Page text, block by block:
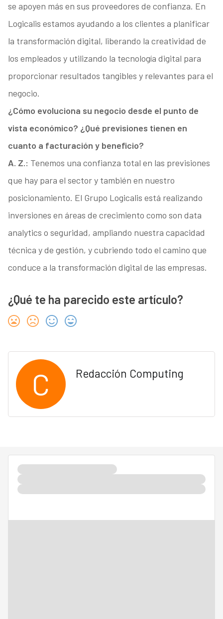
se apoyen más en sus proveedores de confianza. En
Logicalis estamos ayudando a los clientes a planificar
la transformación digital, liberando la creatividad de
los empleados y utilizando la tecnología digital para
proporcionar resultados tangibles y relevantes para el
negocio.
¿Cómo evoluciona su negocio desde el punto de
vista económico? ¿Qué previsiones tienen en
cuanto a facturación y beneficio?
A. Z.: Tenemos una confianza total en las previsiones
que hay para el sector y también en nuestro
posicionamiento. El Grupo Logicalis está realizando
inversiones en áreas de crecimiento como son data
analytics o seguridad, ampliando nuestra capacidad
técnica y de gestión, y cubriendo todo el camino que
conduce a la transformación digital de las empresas.
¿Qué te ha parecido este artículo?
C Redacción Computing